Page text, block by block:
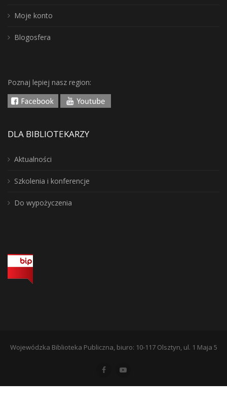
Moje konto
Blogosfera
Poznaj lepiej nasz region:
DLA BIBLIOTEKARZY
Aktualności
Szkolenia i konferencje
Do wypożyczenia
Wojewódzka Biblioteka Publiczna, biuro: 10-117 Olsztyn, ul. 1 Maja 5